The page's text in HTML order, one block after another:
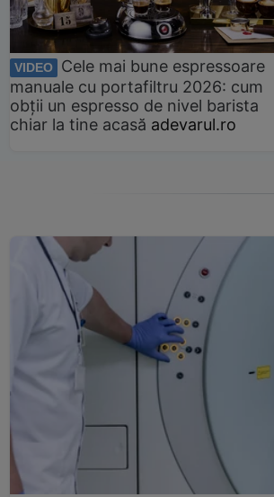
VIDEO
Cele mai bune espressoare
manuale cu portafiltru 2026: cum
obții un espresso de nivel barista
chiar la tine acasă adevarul.ro